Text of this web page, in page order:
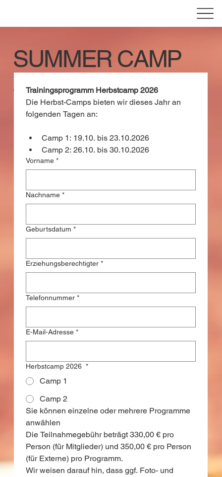
SUMMER CAMP
2025
Trainingsprogramm Herbstcamp 2026
Die Herbst-Camps bieten wir dieses Jahr an
Vorname *
Nachname *
Geburtsdatum *
Erziehungsberechtigter *
Telefonnummer *
E-Mail-Adresse *
Herbstcamp 2026 *
Camp 1
Camp 2
Sie können einzelne oder mehrere Programme
anwählen
Die Teilnahmegebühr beträgt 330,00 € pro
Person (für Mitglieder) und 350,00 € pro Person
(für Externe) pro Programm.
Wir weisen darauf hin, dass ggf. Foto- und